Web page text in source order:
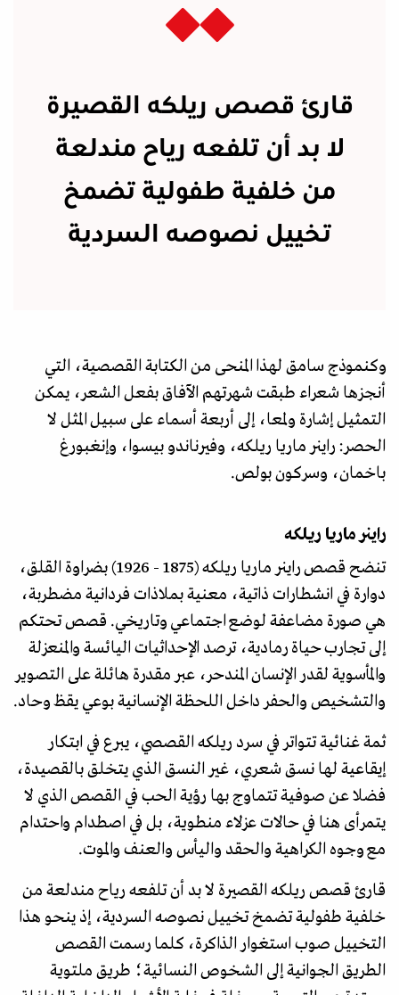
قارئ قصص ريلكه القصيرة
لا بد أن تلفعه رياح مندلعة
من خلفية طفولية تضمخ
تخييل نصوصه السردية
وكنموذج سامق لهذا المنحى من الكتابة القصصية، التي
أنجزها شعراء طبقت شهرتهم الآفاق بفعل الشعر، يمكن
التمثيل إشارة ولمعا، إلى أربعة أسماء على سبيل المثل لا
الحصر: راينر ماريا ريلكه، وفيرناندو بيسوا، وإنغبورغ
باخمان، وسركون بولص.
راينر ماريا ريلكه
تنضح قصص راينر ماريا ريلكه (1875 - 1926) بضراوة القلق،
دوارة في انشطارات ذاتية، معنية بملاذات فردانية مضطربة،
هي صورة مضاعفة لوضع اجتماعي وتاريخي. قصص تحتكم
إلى تجارب حياة رمادية، ترصد الإحداثيات اليائسة والمنعزلة
والمأسوية لقدر الإنسان المندحر، عبر مقدرة هائلة على التصوير
والتشخيص والحفر داخل اللحظة الإنسانية بوعي يقظ وحاد.
ثمة غنائية تتواتر في سرد ريلكه القصصي، يبرع في ابتكار
إيقاعية لها نسق شعري، غير النسق الذي يتخلق بالقصيدة،
فضلا عن صوفية تتماوج بها رؤية الحب في القصص الذي لا
يتمرأى هنا في حالات عزلاء منطوية، بل في اصطدام واحتدام
مع وجوه الكراهية والحقد واليأس والعنف والموت.
قارئ قصص ريلكه القصيرة لا بد أن تلفعه رياح مندلعة من
خلفية طفولية تضمخ تخييل نصوصه السردية، إذ ينحو هذا
التخييل صوب استغوار الذاكرة، كلما رسمت القصص
الطريق الجوانية إلى الشخوص النسائية؛ طريق ملتوية